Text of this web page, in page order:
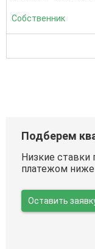
Собственник
Подберем
Низкие
платежом
Оставить